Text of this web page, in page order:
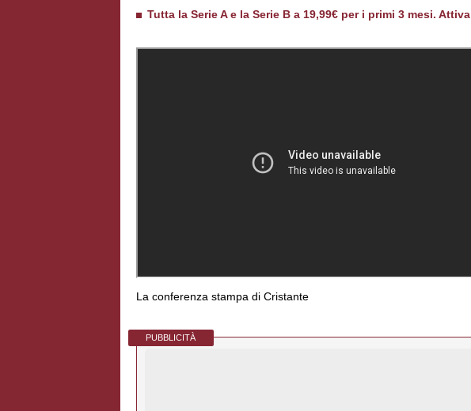
Tutta la Serie A e la Serie B a 19,99€ per i primi 3 mesi.
La conferenza stampa di Cristante
PUBBLICITÀ